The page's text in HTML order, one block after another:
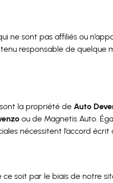
ne sont pas affiliés ou
tenu responsable de
la propriété de Auto
ou de Magnetis Auto.
nécessitent l’accord écrit
soit par le biais de notre